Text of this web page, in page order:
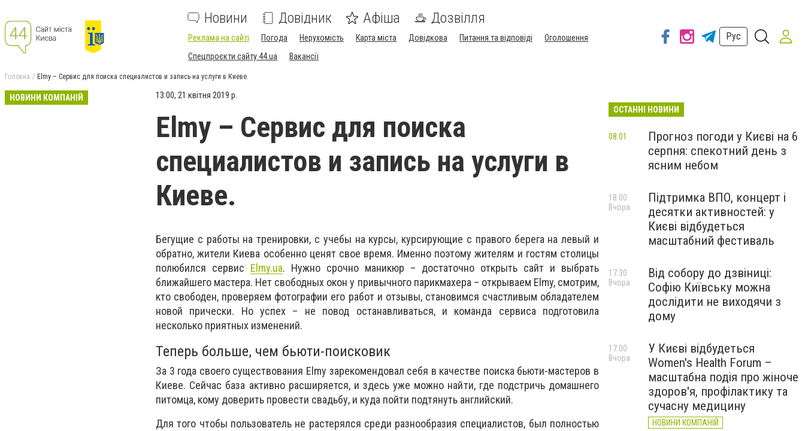
Новини Довідник Афіша Дозвілля
Реклама на сайті Погода Нерухомість Карта міста Довідкова Питання та відповіді
Оголошення
Спецпроєкти сайту 44.ua
Вакансії
Рус
Головна Elmy – Сервис для поиска специалистов и запись на услуги в Киеве.
НОВИНИ КОМПАНІЙ 13:00, 21 квітня 2019 р.
Elmy – Сервис для поиска
специалистов и запись на услуги в
Киеве.
Бегущие с работы на тренировки, с учебы на курсы, курсирующие с правого берега на левый и
обратно, жители Киева особенно ценят свое время. Именно поэтому жителям и гостям столицы
полюбился сервис Elmy.ua. Нужно срочно маникюр – достаточно открыть сайт и выбрать
ближайшего мастера. Нет свободных окон у привычного парикмахера – открываем Elmy, смотрим,
кто свободен, проверяем фотографии его работ и отзывы, становимся счастливым обладателем
новой прически. Но успех – не повод останавливаться, и команда сервиса подготовила
несколько приятных изменений.
Теперь больше, чем бьюти-поисковик
За 3 года своего существования Elmy зарекомендовал себя в качестве поиска бьюти-мастеров в
Киеве. Сейчас база активно расширяется, и здесь уже можно найти, где подстричь домашнего
питомца, кому доверить провести свадьбу, и куда пойти подтянуть английский.
Для того чтобы пользователь не растерялся среди разнообразия специалистов, был полностью
ОСТАННІ НОВИНИ
Прогноз погоди у Києві на 6
серпня: спекотний день з
ясним небом
08:01
Підтримка ВПО, концерт і
десятки активностей: у
Києві відбудеться
масштабний фестиваль
18:00
Вчора
Від собору до дзвіниці:
Софію Київську можна
дослідити не виходячи з
дому
17:30
Вчора
У Києві відбудеться
Women's Health Forum –
масштабна подія про жіноче
здоров'я, профілактику та
сучасну медицину
НОВИНИ КОМПАНІЙ
17:00
Вчора